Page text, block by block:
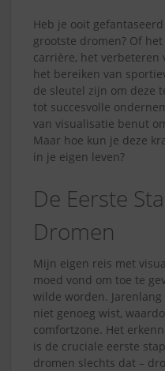
Heb je ooit
grootste dromen? Of
carrière, het verbeteren
het bereiken van
de sleutel zijn om deze
tot succesvolle
van visualisatie benut
Maar hoe kun je deze
in je eigen leven?
De Eerste
Dromen
Mijn eigen reis met
moed vond om toe te
wilde worden.
niet genoeg wist,
comfortzone. Het
is de cruciale eerste
dromen slechts dat –